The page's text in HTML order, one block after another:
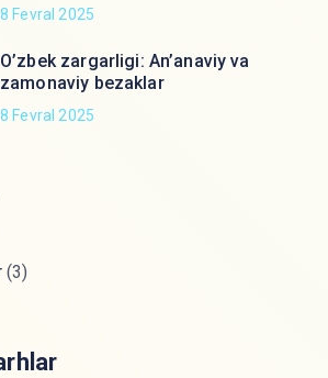
8 Fevral 2025
O’zbek zargarligi: An’anaviy va
zamonaviy bezaklar
8 Fevral 2025
(3)